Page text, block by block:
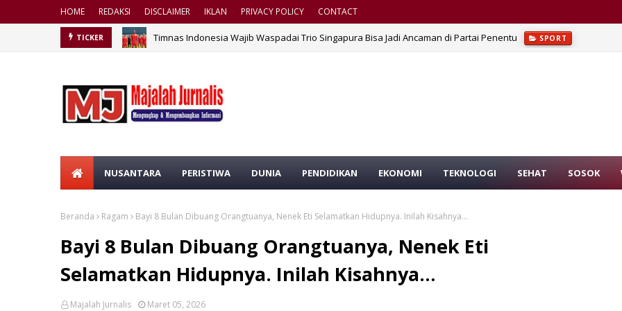
HOME REDAKSI DISCLAIMER IKLAN PRIVACY POLICY CONTACT
TICKER
Timnas Indonesia Wajib Waspadai Trio Singapura Bisa Jadi Ancaman di Partai Penentu
Jakarta Diramaikan Aksi Para Pendemo di 2 Lokasi PERISTIWA
NUSANTARA PERISTIWA DUNIA PENDIDIKAN EKONOMI TEKNOLOGI SEHAT SOSOK
Beranda Ragam Bayi 8 Bulan Dibuang Orangtuanya, Nenek Eti Selamatkan Hidupnya. Inilah Kisahnya…
Bayi 8 Bulan Dibuang Orangtuanya, Nenek Eti
Selamatkan Hidupnya. Inilah Kisahnya…
Majalah Jurnalis Maret 05, 2026